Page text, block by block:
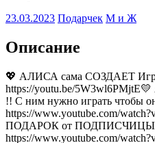
23.03.2023 Подарчек М и Ж
Описание
💖 АЛИСА сама СОЗДАЕТ
https://youtu.be/
!! С ним нужно играть чтобы
https://www.youtube.com/
ПОДАРОК от ПОДПИСЧИЦЫ
https://www.youtube.com/